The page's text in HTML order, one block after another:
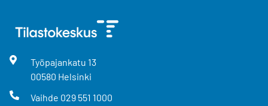
Työpajankatu 13
00580 Helsinki
Vaihde 029 551 1000